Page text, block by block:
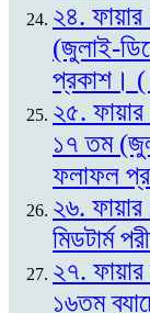
২৪.
(জুলাই-
প্রকাশ।
২৫. ফায়ার
১৭ তম
ফলাফল
২৬. ফায়ার
মিডটার্ম
২৭. ফায়ার
১৬তম